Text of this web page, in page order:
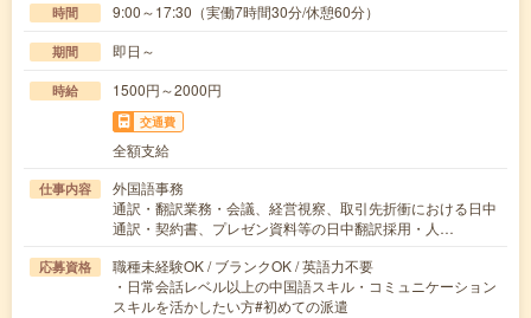
時間 9:00～17:30（実働7時間30分/休憩60分）
期間 即日～
時給 1500円～2000円
交通費
全額支給
仕事内容
外国語事務
通訳・翻訳業務・会議、経営視察、取引先折衝における日中
通訳・契約書、プレゼン資料等の日中翻訳採用・人…
応募資格
職種未経験OK / ブランクOK / 英語力不要
・日常会話レベル以上の中国語スキル・コミュニケーション
スキルを活かしたい方#初めての派遣